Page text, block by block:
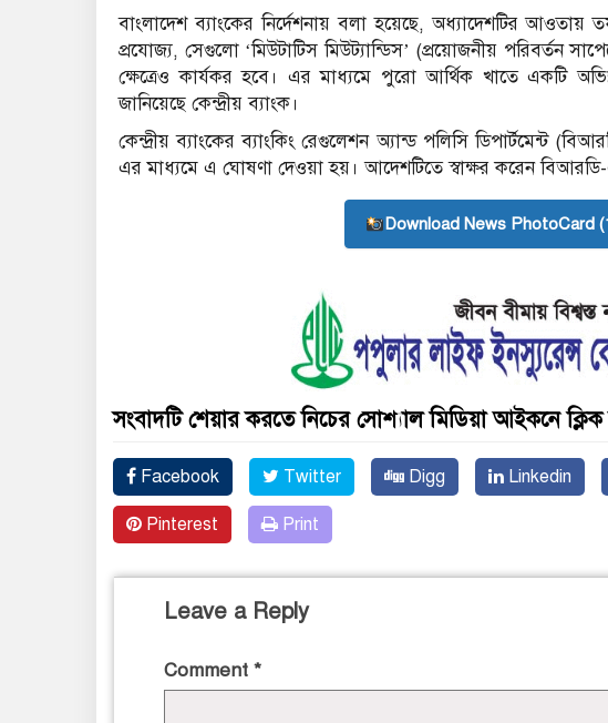
বাংলাদেশ ব্যাংকের নির্দেশনায় বলা হয়েছে, অধ্যাদেশটির
প্রযোজ্য, সেগুলো ‘মিউটাটিস মিউট্যান্ডিস’ (প্রয়োজনীয় পরিবর্তন
ক্ষেত্রেও কার্যকর হবে। এর মাধ্যমে পুরো আর্থিক খাতে একটি
জানিয়েছে কেন্দ্রীয় ব্যাংক।
কেন্দ্রীয় ব্যাংকের ব্যাংকিং রেগুলেশন অ্যান্ড পলিসি ডিপার্টমেন্ট
এর মাধ্যমে এ ঘোষণা দেওয়া হয়। আদেশটিতে স্বাক্ষর করেন
Download News PhotoCard
সংবাদটি শেয়ার করতে নিচের সোশ্যাল মিডিয়া আইকনে
Facebook Twitter Digg Linkedin
Pinterest Print
Leave a Reply
Comment *